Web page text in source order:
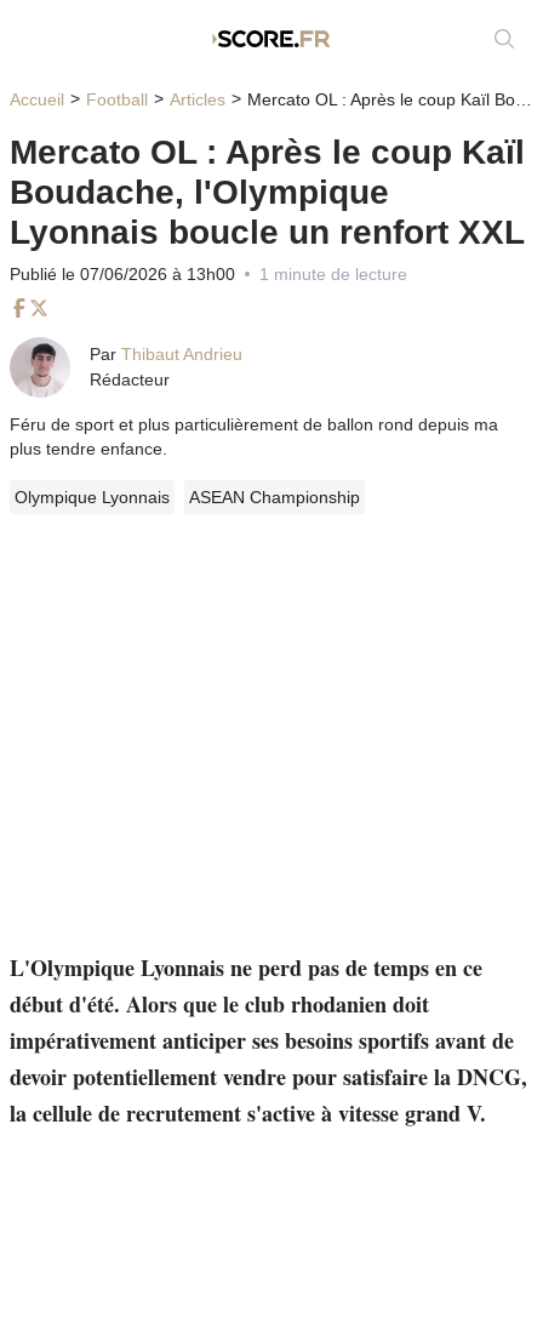
Accueil Football Articles Mercato OL : Après le coup Kaïl Boudache, l'Olympique Lyonnais boucle un renfort XXL
Mercato OL : Après le coup Kaïl
Boudache, l'Olympique
Lyonnais boucle un renfort XXL
Publié le 07/06/2026 à 13h00 1 minute de lecture
Par Thibaut Andrieu
Rédacteur
Féru de sport et plus particulièrement de ballon rond depuis ma
plus tendre enfance.
Olympique Lyonnais ASEAN Championship
L'Olympique Lyonnais ne perd pas de temps en ce
début d'été. Alors que le club rhodanien doit
impérativement anticiper ses besoins sportifs avant de
devoir potentiellement vendre pour satisfaire la DNCG,
la cellule de recrutement s'active à vitesse grand V.